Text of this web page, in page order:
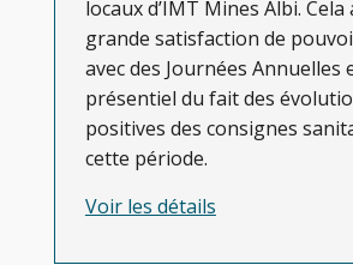
locaux d’IMT Mines Albi. Cela
grande satisfaction de
avec des Journées Annuelles
présentiel du fait des
positives des consignes
cette période.
Voir les détails